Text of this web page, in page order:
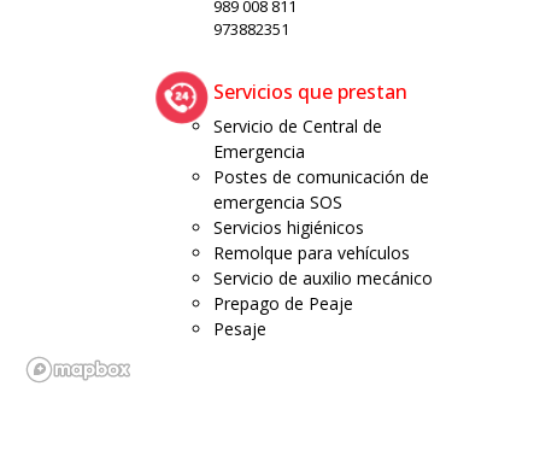
989 008 811
973882351
Servicios que prestan
Servicio de Central de
Emergencia
Postes de comunicación de
emergencia SOS
Servicios higiénicos
Remolque para vehículos
Servicio de auxilio mecánico
Prepago de Peaje
Pesaje